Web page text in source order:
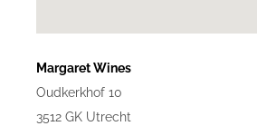
Margaret Wines
Oudkerkhof 10
3512 GK Utrecht